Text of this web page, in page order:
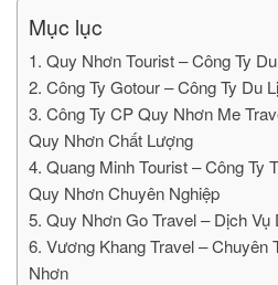
Mục lục
1. Quy Nhơn Tourist – Công Ty
2. Công Ty Gotour – Công Ty Du
3. Công Ty CP Quy Nhơn Me
Quy Nhơn Chất Lượng
4. Quang Minh Tourist – Công Ty
Quy Nhơn Chuyên Nghiệp
5. Quy Nhơn Go Travel – Dịch
6. Vương Khang Travel – Chuyên
Nhơn